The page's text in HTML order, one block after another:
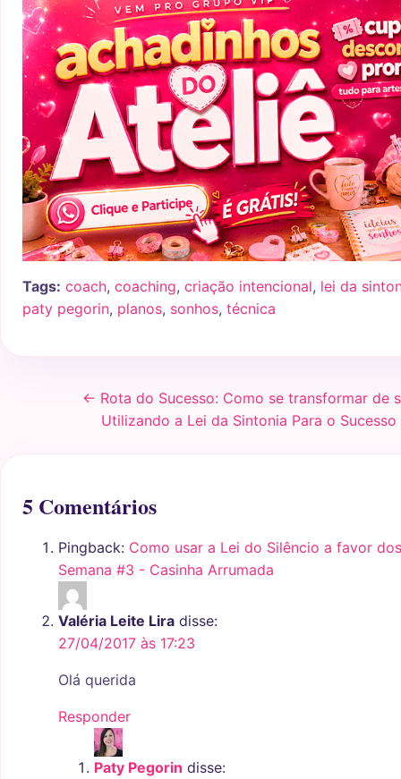
Tags: coach, coaching, criação intencional, lei da
paty pegorin, planos, sonhos, técnica
← Rota do Sucesso: Como se transformar de
Utilizando a Lei da Sintonia Para o
5 Comentários
Pingback: Como usar a Lei do Silêncio a favor
Semana #3 - Casinha Arrumada
Valéria Leite Lira disse:
27/04/2017 às 17:23
Olá querida
Responder
Paty Pegorin disse: